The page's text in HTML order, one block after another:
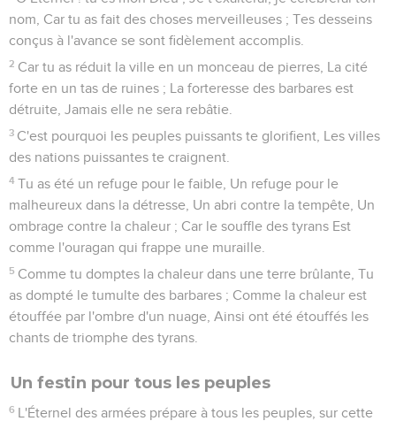
nom, Car tu as fait des choses merveilleuses ; Tes desseins
conçus à l'avance se sont fidèlement accomplis.
2 Car tu as réduit la ville en un monceau de pierres, La cité
forte en un tas de ruines ; La forteresse des barbares est
détruite, Jamais elle ne sera rebâtie.
3 C'est pourquoi les peuples puissants te glorifient, Les villes
des nations puissantes te craignent.
4 Tu as été un refuge pour le faible, Un refuge pour le
malheureux dans la détresse, Un abri contre la tempête, Un
ombrage contre la chaleur ; Car le souffle des tyrans Est
comme l'ouragan qui frappe une muraille.
5 Comme tu domptes la chaleur dans une terre brûlante, Tu
as dompté le tumulte des barbares ; Comme la chaleur est
étouffée par l'ombre d'un nuage, Ainsi ont été étouffés les
chants de triomphe des tyrans.
Un festin pour tous les peuples
6 L'Éternel des armées prépare à tous les peuples, sur cette